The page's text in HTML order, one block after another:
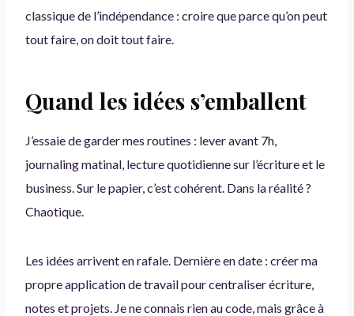
classique de l’indépendance : croire que parce qu’on peut
tout faire, on doit tout faire.
Quand les idées s’emballent
J’essaie de garder mes routines : lever avant 7h,
journaling matinal, lecture quotidienne sur l’écriture et le
business. Sur le papier, c’est cohérent. Dans la réalité ?
Chaotique.
Les idées arrivent en rafale. Dernière en date : créer ma
propre application de travail pour centraliser écriture,
notes et projets. Je ne connais rien au code, mais grâce à